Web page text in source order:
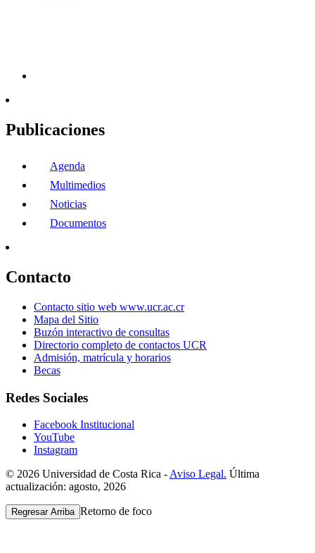
Publicaciones
Agenda
Multimedios
Noticias
Documentos
Contacto
Contacto sitio web www.ucr.ac.cr
Mapa del Sitio
Buzón interactivo de consultas
Directorio completo de contactos UCR
Admisión, matrícula y horarios
Becas
Redes Sociales
Facebook Institucional
YouTube
Instagram
© 2026 Universidad de Costa Rica - Aviso Legal. Última
actualización: agosto, 2026
Regresar Arriba Retorno de foco